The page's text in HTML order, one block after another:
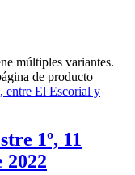
múltiples variantes.
de producto
1º, 11
2022